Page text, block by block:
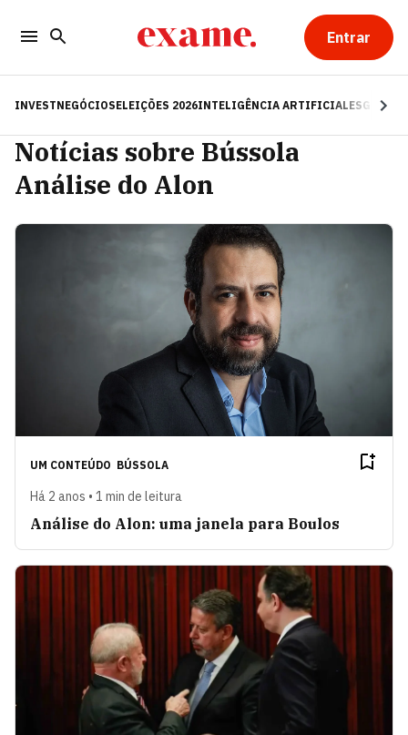
Entrar
INVESTNEGÓCIOSELEIÇÕES 2026INTELIGÊNCIA ARTIFICIALESG
Notícias sobre Bússola
Análise do Alon
UM CONTEÚDO BÚSSOLA
Há 2 anos • 1 min de leitura
Análise do Alon: uma janela para Boulos